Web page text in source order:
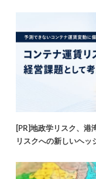
[PR]地政学リスク、港
リスクへの新しいヘッ